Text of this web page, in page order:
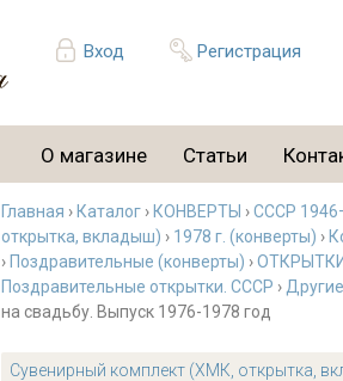
Вход Регистрация
О магазине Статьи
Главная › Каталог › КОНВЕРТЫ ›СССР
открытка, вкладыш) › 1978 г. (конверты) ›
› Поздравительные (конверты) ›ОТКРЫТКИ
Поздравительные открытки. СССР ›
на свадьбу. Выпуск 1976-1978 год
Сувенирный комплект (ХМК, открытка,